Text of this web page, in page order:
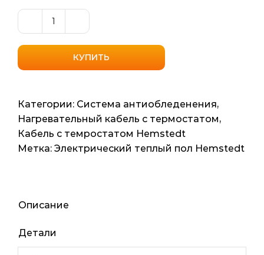
Количество
товара
Нагревательный
кабель
ограничителем
температуры
Hemstedt
FS
КУПИТЬ
Категории: Система антиобледенения,
Нагревательный кабель с термостатом,
Кабель с темростатом Hemstedt
Метка: Электрический теплый пол Hemstedt
Описание
Детали